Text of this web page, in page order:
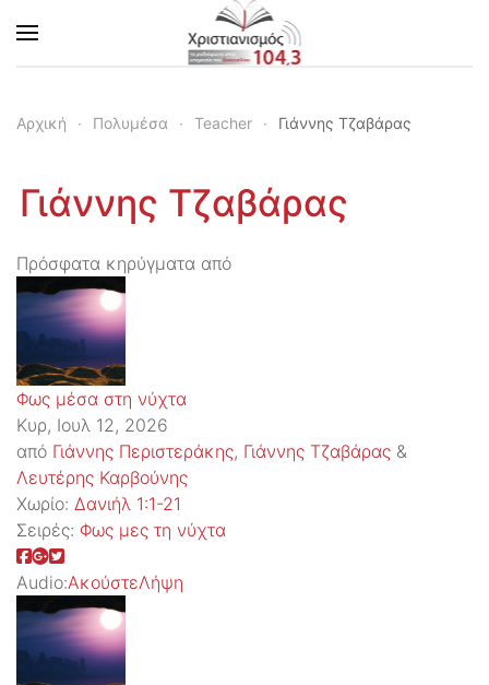
Skip to main content
Αρχική Πολυμέσα Teacher Γιάννης Τζαβάρας
Γιάννης Τζαβάρας
Πρόσφατα κηρύγματα από
Φως μέσα στη νύχτα
Κυρ, Ιουλ 12, 2026
από Γιάννης Περιστεράκης, Γιάννης Τζαβάρας &
Λευτέρης Καρβούνης
Χωρίο: Δανιήλ 1:1-21
Σειρές: Φως μες τη νύχτα
Audio:ΑκούστεΛήψη